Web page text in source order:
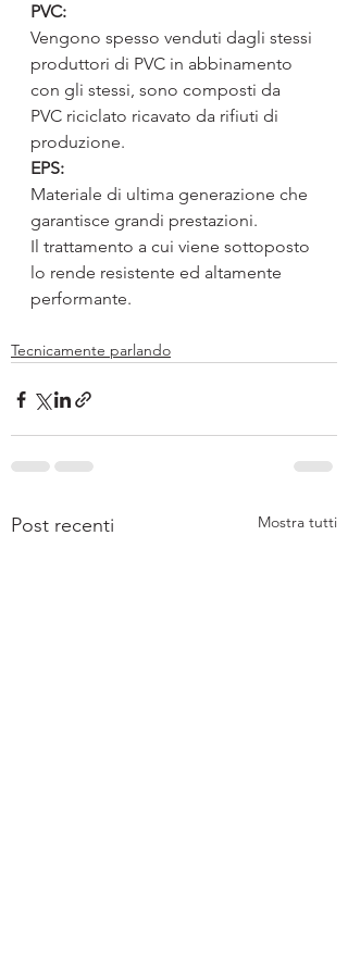
PVC:
Vengono spesso venduti dagli stessi
produttori di PVC in abbinamento
con gli stessi, sono composti da
PVC riciclato ricavato da rifiuti di
produzione.
EPS:
Materiale di ultima generazione che
garantisce grandi prestazioni.
Il trattamento a cui viene sottoposto
lo rende resistente ed altamente
performante.
Tecnicamente parlando
Post recenti Mostra tutti